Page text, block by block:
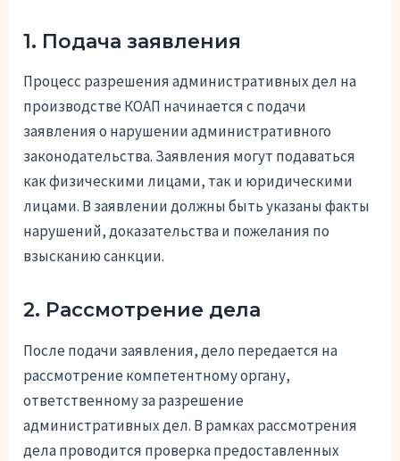
1. Подача заявления
Процесс разрешения административных дел на
производстве КОАП начинается с подачи
заявления о нарушении административного
законодательства. Заявления могут подаваться
как физическими лицами, так и юридическими
лицами. В заявлении должны быть указаны факты
нарушений, доказательства и пожелания по
взысканию санкции.
2. Рассмотрение дела
После подачи заявления, дело передается на
рассмотрение компетентному органу,
ответственному за разрешение
административных дел. В рамках рассмотрения
дела проводится проверка предоставленных